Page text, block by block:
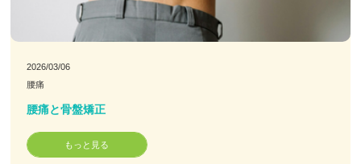
2026/03/06
腰痛
腰痛と骨盤矯正
もっと見る